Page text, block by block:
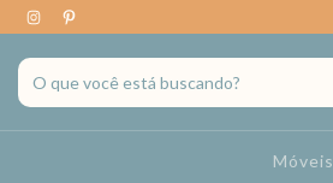
Móveis